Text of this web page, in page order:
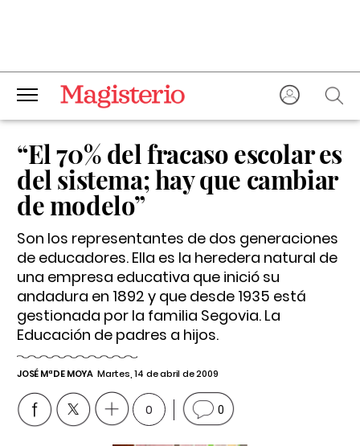
“El 70% del fracaso escolar es
del sistema; hay que cambiar
de modelo”
Son los representantes de dos generaciones
de educadores. Ella es la heredera natural de
una empresa educativa que inició su
andadura en 1892 y que desde 1935 está
gestionada por la familia Segovia. La
Educación de padres a hijos.
JOSÉ Mª DE MOYA Martes, 14 de abril de 2009
0 0